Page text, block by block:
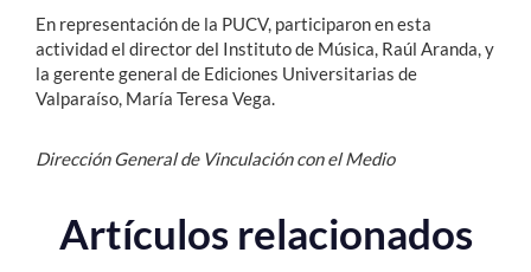
En representación de la PUCV, participaron en esta
actividad el director del Instituto de Música, Raúl Aranda, y
la gerente general de Ediciones Universitarias de
Valparaíso, María Teresa Vega.
Dirección General de Vinculación con el Medio
Artículos relacionados